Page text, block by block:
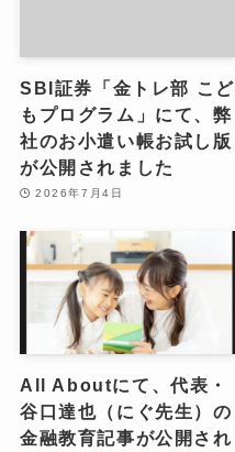
SBI証券「金トレ部 こど
もプログラム」にて、弊
社のお小遣い帳お試し版
が公開されました
2026年7月4日
All Aboutにて、代表・
谷口達也（にぐ先生）の
金融教育記事が公開され